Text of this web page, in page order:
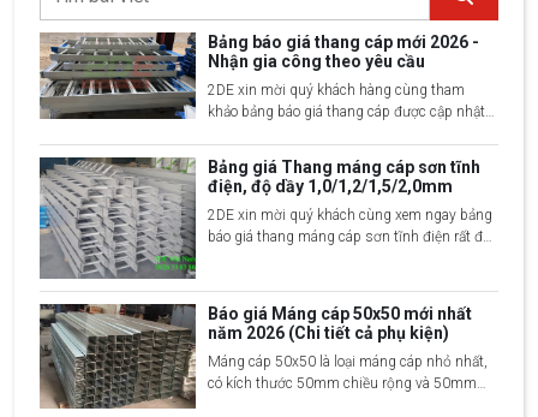
Bảng báo giá thang cáp mới 2026 -
Nhận gia công theo yêu cầu
2DE xin mời quý khách hàng cùng tham
khảo bảng báo giá thang cáp được cập nhật
Bảng giá Thang máng cáp sơn tĩnh
điện, độ dầy 1,0/1,2/1,5/2,0mm
2DE xin mời quý khách cùng xem ngay bảng
báo giá thang máng cáp sơn tĩnh điện rất đầy
Báo giá Máng cáp 50x50 mới nhất
năm 2026 (Chi tiết cả phụ kiện)
Máng cáp 50x50 là loại máng cáp nhỏ nhất,
có kích thước 50mm chiều rộng và 50mm